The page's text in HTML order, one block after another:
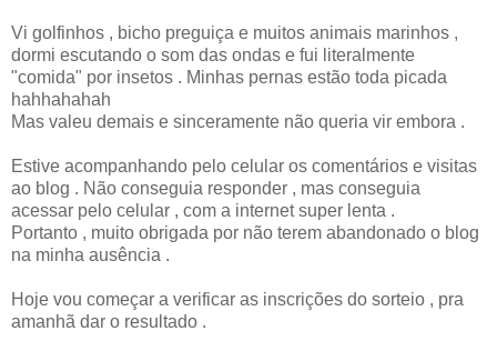
Vi golfinhos , bicho preguiça e muitos animais marinhos ,
dormi escutando o som das ondas e fui literalmente
"comida" por insetos . Minhas pernas estão toda picada
hahhahahah
Mas valeu demais e sinceramente não queria vir embora .
Estive acompanhando pelo celular os comentários e visitas
ao blog . Não conseguia responder , mas conseguia
acessar pelo celular , com a internet super lenta .
Portanto , muito obrigada por não terem abandonado o blog
na minha ausência .
Hoje vou começar a verificar as inscrições do sorteio , pra
amanhã dar o resultado .